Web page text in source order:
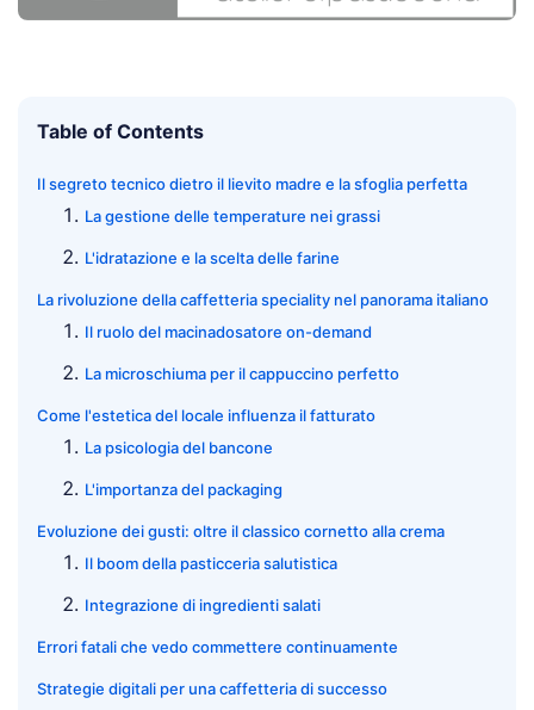
Table of Contents
Il segreto tecnico dietro il lievito madre e la sfoglia perfetta
La gestione delle temperature nei grassi
L'idratazione e la scelta delle farine
La rivoluzione della caffetteria speciality nel panorama italiano
Il ruolo del macinadosatore on-demand
La microschiuma per il cappuccino perfetto
Come l'estetica del locale influenza il fatturato
La psicologia del bancone
L'importanza del packaging
Evoluzione dei gusti: oltre il classico cornetto alla crema
Il boom della pasticceria salutistica
Integrazione di ingredienti salati
Errori fatali che vedo commettere continuamente
Strategie digitali per una caffetteria di successo